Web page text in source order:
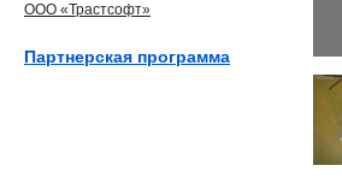
ООО «Трастсофт»
Партнерская программа